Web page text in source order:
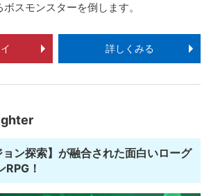
スモンスターを倒します。
詳しくみる
ョン探索】が融合された面白いローグ
！